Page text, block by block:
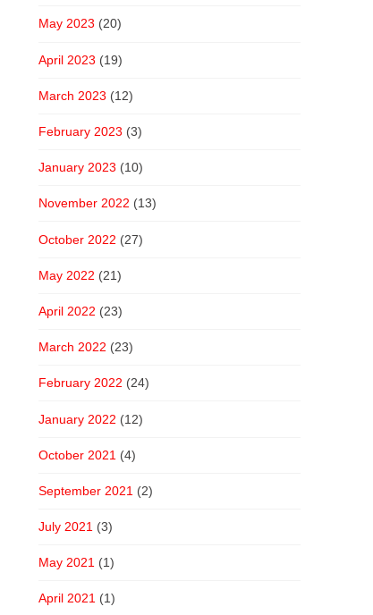
May 2023 (20)
April 2023 (19)
March 2023 (12)
February 2023 (3)
January 2023 (10)
November 2022 (13)
October 2022 (27)
May 2022 (21)
April 2022 (23)
March 2022 (23)
February 2022 (24)
January 2022 (12)
October 2021 (4)
September 2021 (2)
July 2021 (3)
May 2021 (1)
April 2021 (1)